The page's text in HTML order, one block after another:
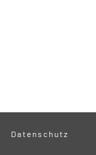
Datenschutz